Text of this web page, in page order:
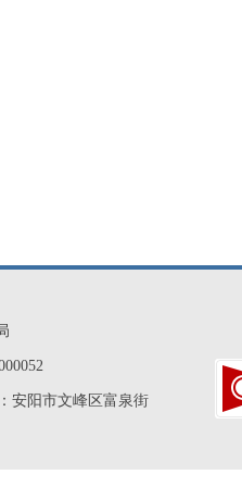
安阳市文峰区富泉街